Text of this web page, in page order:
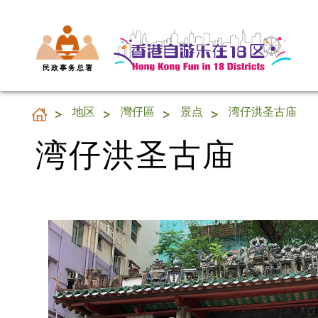
民 政 事 务 总 署
湾仔洪圣古庙
地区 灣仔區 景点 湾仔洪圣古庙
湾仔洪圣古庙